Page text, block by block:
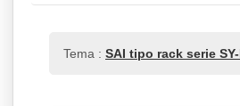
Tema : SAI tipo rack serie